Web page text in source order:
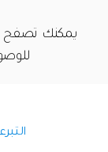
يمكنك تصفح